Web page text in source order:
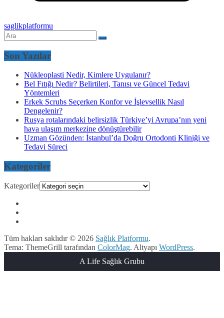
saglikplatformu
Son Yazılar
Nükleoplasti Nedir, Kimlere Uygulanır?
Bel Fıtığı Nedir? Belirtileri, Tanısı ve Güncel Tedavi
Yöntemleri
Erkek Scrubs Seçerken Konfor ve İşlevsellik Nasıl
Dengelenir?
Rusya rotalarındaki belirsizlik Türkiye’yi Avrupa’nın yeni
hava ulaşım merkezine dönüştürebilir
Uzman Gözünden: İstanbul’da Doğru Ortodonti Kliniği ve
Tedavi Süreci
Kategoriler
Kategoriler
Tüm hakları saklıdır © 2026 Sağlık Platformu.
Tema: ThemeGrill tarafından ColorMag. Altyapı WordPress.
A Life Sağlık Grubu